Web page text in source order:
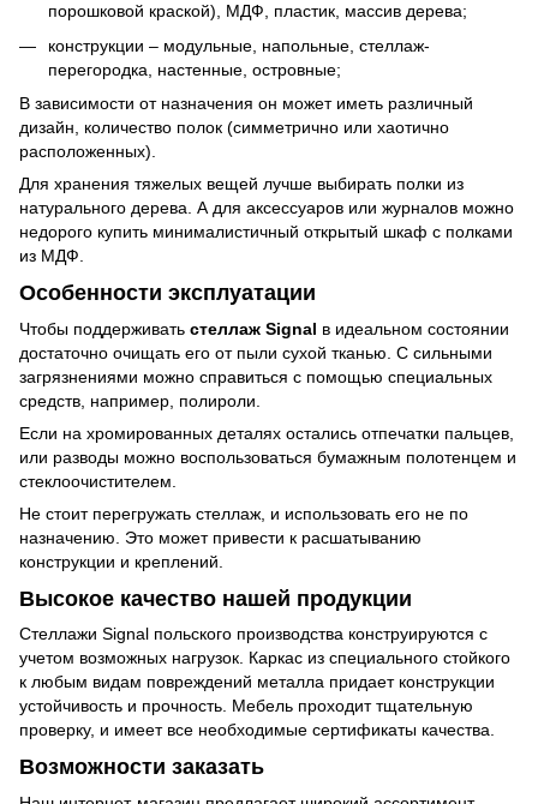
порошковой краской), МДФ, пластик, массив дерева;
конструкции – модульные, напольные, стеллаж-
перегородка, настенные, островные;
В зависимости от назначения он может иметь различный
дизайн, количество полок (симметрично или хаотично
расположенных).
Для хранения тяжелых вещей лучше выбирать полки из
натурального дерева. А для аксессуаров или журналов можно
недорого купить минималистичный открытый шкаф с полками
из МДФ.
Особенности эксплуатации
Чтобы поддерживать стеллаж Signal в идеальном состоянии
достаточно очищать его от пыли сухой тканью. С сильными
загрязнениями можно справиться с помощью специальных
средств, например, полироли.
Если на хромированных деталях остались отпечатки пальцев,
или разводы можно воспользоваться бумажным полотенцем и
стеклоочистителем.
Не стоит перегружать стеллаж, и использовать его не по
назначению. Это может привести к расшатыванию
конструкции и креплений.
Высокое качество нашей продукции
Стеллажи Signal польского производства конструируются с
учетом возможных нагрузок. Каркас из специального стойкого
к любым видам повреждений металла придает конструкции
устойчивость и прочность. Мебель проходит тщательную
проверку, и имеет все необходимые сертификаты качества.
Возможности заказать